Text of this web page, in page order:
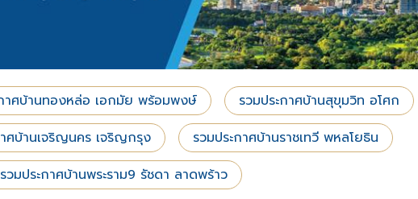
าศบ้านทองหล่อ เอกมัย พร้อมพงษ์
รวมประกาศบ้านสุขุมวิท อโศก
ศบ้านเจริญนคร เจริญกรุง
รวมประกาศบ้านราชเทวี พหลโยธิน
รวมประกาศบ้านพระราม9 รัชดา ลาดพร้าว